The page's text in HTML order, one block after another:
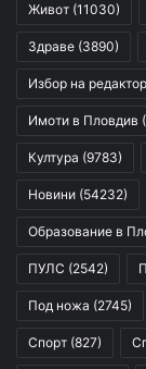
Живот (11030)
Здраве (3890)
Избор на
Имоти в Пловдив
Култура (9783)
Новини (54232)
Образование в
ПУЛС (2542)
Под ножа (2745)
Спорт (827)